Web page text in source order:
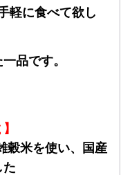
軽に食べて欲し
品です。
穀米を使い、国産
た